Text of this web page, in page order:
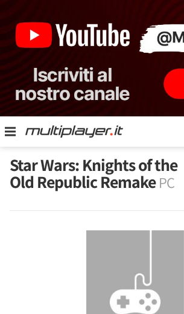
Star Wars: Knights of the
Old Republic RemakePC